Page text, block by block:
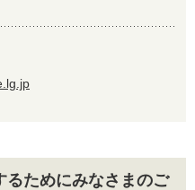
るためにみなさまのご